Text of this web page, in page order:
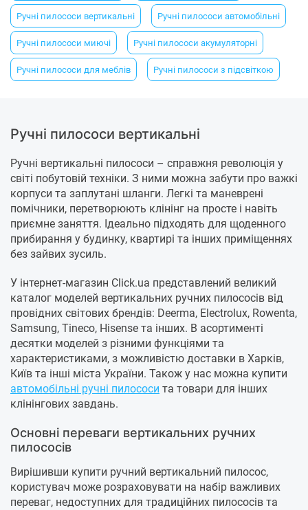
Ручні пилососи вертикальні Ручні пилососи автомобільні
Ручні пилососи миючі Ручні пилососи акумуляторні
Ручні пилососи для меблів Ручні пилососи з підсвіткою
Ручні пилососи вертикальні
Ручні вертикальні пилососи – справжня революція у
світі побутовій техніки. З ними можна забути про важкі
корпуси та заплутані шланги. Легкі та маневрені
помічники, перетворюють клінінг на просте і навіть
приємне заняття. Ідеально підходять для щоденного
прибирання у будинку, квартирі та інших приміщеннях
без зайвих зусиль.
У інтернет-магазин Click.ua представлений великий
каталог моделей вертикальних ручних пилососів від
провідних світових брендів: Deerma, Electrolux, Rowenta,
Samsung, Tineco, Hisense та інших. В асортименті
десятки моделей з різними функціями та
характеристиками, з можливістю доставки в Харків,
Київ та інші міста України. Також у нас можна купити
автомобільні ручні пилососи та товари для інших
клінінгових завдань.
Основні переваги вертикальних ручних
пилососів
Вирішивши купити ручний вертикальний пилосос,
користувач може розраховувати на набір важливих
переваг, недоступних для традиційних пилососів та